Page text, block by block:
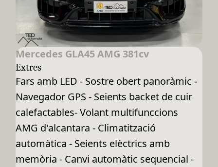
Mercedes GLA45 AMG 381cv
Extres
Fars amb LED - Sostre obert panoràmic -
Navegador GPS - Seients backet de cuir
calefactables- Volant multifunccions
AMG d'alcantara - Climatització
automàtica - Seients elèctrics amb
memòria - Canvi automàtic sequencial -